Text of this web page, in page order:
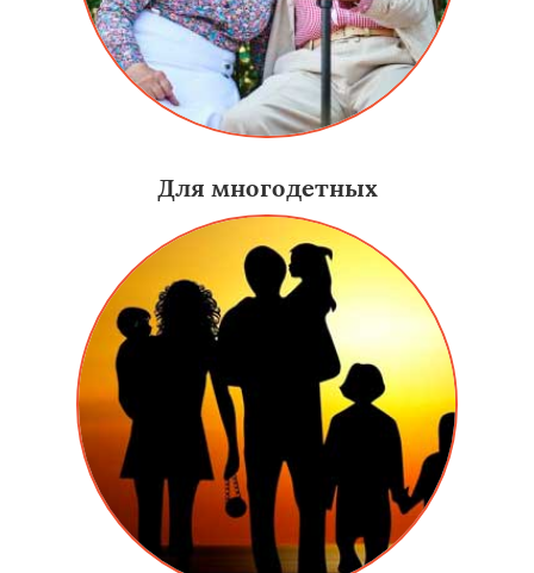
Для многодетных